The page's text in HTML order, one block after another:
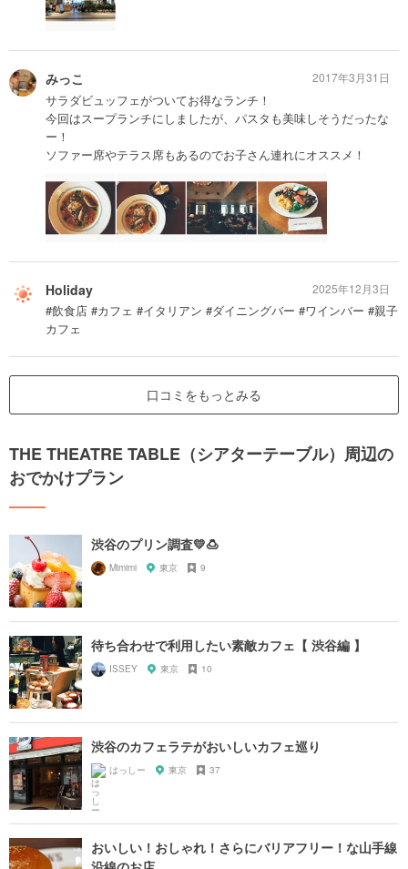
みっこ
サラダビュッフェがついてお得なランチ！
今回はスープランチにしましたが、パスタも美味しそうだったな
ー！
ソファー席やテラス席もあるのでお子さん連れにオススメ！
2017年3月31日
Holiday
#飲食店 #カフェ #イタリアン #ダイニングバー #ワインバー #親子
カフェ
2025年12月3日
口コミをもっとみる
THE THEATRE TABLE（シアターテーブル）周辺の
おでかけプラン
渋谷のプリン調査💛🍮
Mimimi 東京 9
待ち合わせで利用したい素敵カフェ【 渋谷編 】
ISSEY 東京 10
渋谷のカフェラテがおいしいカフェ巡り
はっしー 東京 37
おいしい！おしゃれ！さらにバリアフリー！な山手線